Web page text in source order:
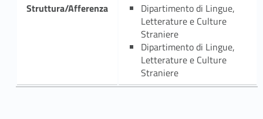
Struttura/Afferenza
Dipartimento di Lingue,
Letterature e Culture
Straniere
Dipartimento di Lingue,
Letterature e Culture
Straniere